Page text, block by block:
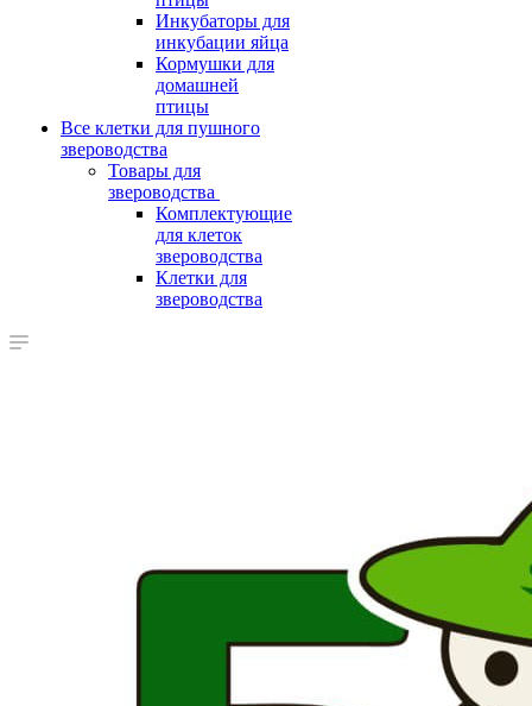
Инкубаторы для
инкубации яйца
Кормушки для
домашней
птицы
Все клетки для пушного
звероводства
Товары для
звероводства
Комплектующие
для клеток
звероводства
Клетки для
звероводства